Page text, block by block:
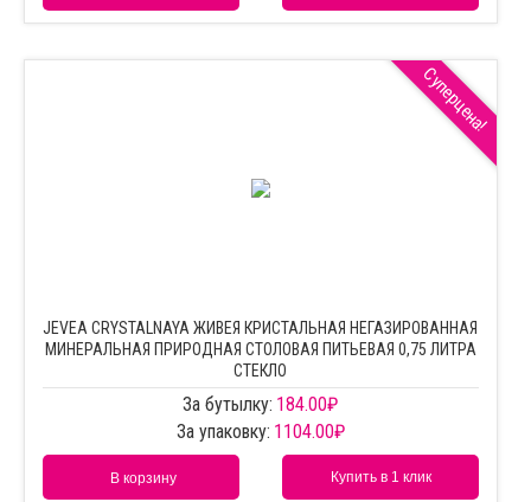
Суперцена!
JEVEA CRYSTALNAYA ЖИВЕЯ КРИСТАЛЬНАЯ НЕГАЗИРОВАННАЯ
МИНЕРАЛЬНАЯ ПРИРОДНАЯ СТОЛОВАЯ ПИТЬЕВАЯ 0,75 ЛИТРА
СТЕКЛО
За бутылку: 184.00₽
За упаковку: 1104.00₽
В корзину Купить в 1 клик